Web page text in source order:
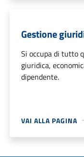
Gestione
Si occupa di tutto
giuridica,
dipendente.
VAI ALLA PAGINA